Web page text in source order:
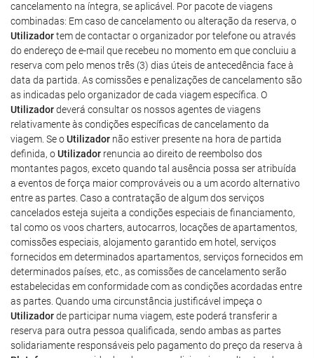
cancelamento na íntegra, se aplicável. Por pacote de viagens
combinadas: Em caso de cancelamento ou alteração da reserva, o
Utilizadortem de contactar o organizador por telefone ou através
do endereço de e-mail que recebeu no momento em que concluiu a
reserva com pelo menos três (3) dias úteis de antecedência face à
data da partida. As comissões e penalizações de cancelamento são
as indicadas pelo organizador de cada viagem específica. O
Utilizadordeverá consultar os nossos agentes de viagens
relativamente às condições específicas de cancelamento da
viagem. Se oUtilizador não estiver presente na hora de partida
definida, oUtilizador renuncia ao direito de reembolso dos
montantes pagos, exceto quando tal ausência possa ser atribuída
a eventos de força maior comprováveis ou a um acordo alternativo
entre as partes. Caso a contratação de algum dos serviços
cancelados esteja sujeita a condições especiais de financiamento,
tal como os voos charters, autocarros, locações de apartamentos,
comissões especiais, alojamento garantido em hotel, serviços
fornecidos em determinados apartamentos, serviços fornecidos em
determinados países, etc., as comissões de cancelamento serão
estabelecidas em conformidade com as condições acordadas entre
as partes. Quando uma circunstância justificável impeça o
Utilizadorde participar numa viagem, este poderá transferir a
reserva para outra pessoa qualificada, sendo ambas as partes
solidariamente responsáveis pelo pagamento do preço da reserva à